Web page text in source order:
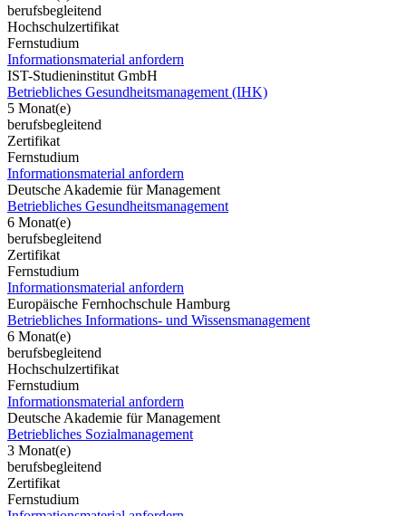
berufsbegleitend
Hochschulzertifikat
Fernstudium
Informationsmaterial anfordern
IST-Studieninstitut GmbH
Betriebliches Gesundheitsmanagement (IHK)
5 Monat(e)
berufsbegleitend
Zertifikat
Fernstudium
Informationsmaterial anfordern
Deutsche Akademie für Management
Betriebliches Gesundheitsmanagement
6 Monat(e)
berufsbegleitend
Zertifikat
Fernstudium
Informationsmaterial anfordern
Europäische Fernhochschule Hamburg
Betriebliches Informations- und Wissensmanagement
6 Monat(e)
berufsbegleitend
Hochschulzertifikat
Fernstudium
Informationsmaterial anfordern
Deutsche Akademie für Management
Betriebliches Sozialmanagement
3 Monat(e)
berufsbegleitend
Zertifikat
Fernstudium